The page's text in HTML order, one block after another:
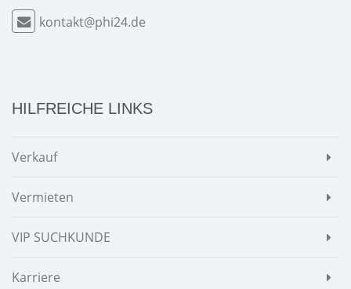
kontakt@phi24.de
HILFREICHE LINKS
Verkauf
Vermieten
VIP SUCHKUNDE
Karriere